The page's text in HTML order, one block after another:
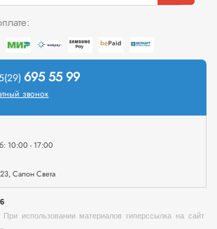
695 55 99
звонок
10:00 - 17:00
Салон Света
использовании материалов гиперссылка на сайт